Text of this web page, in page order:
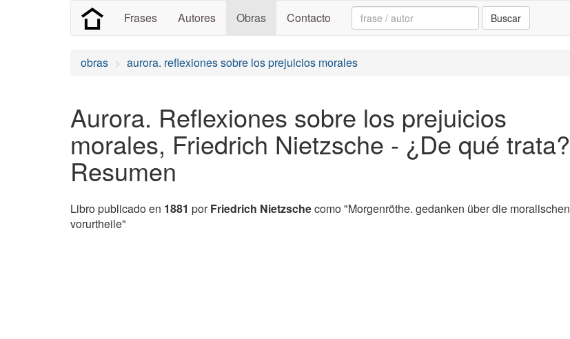
Frases Autores Obras Contacto Search: Buscar
obras aurora. reflexiones sobre los prejuicios morales
Aurora. Reflexiones sobre los prejuicios
morales, Friedrich Nietzsche - ¿De qué trata?
Resumen
Libro publicado en 1881 porFriedrich Nietzschecomo "Morgenröthe. gedanken über die moralischen
vorurtheile"